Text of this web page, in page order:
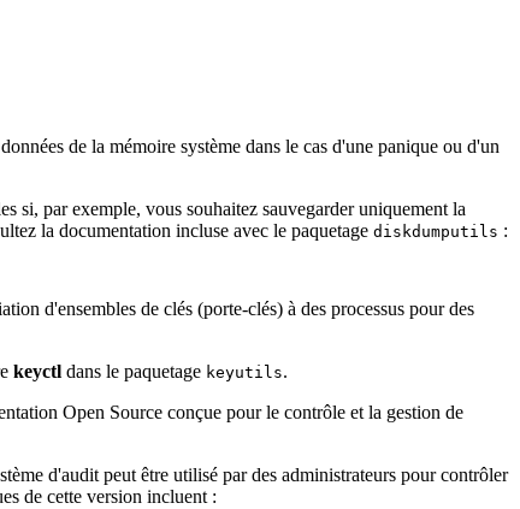
de la mémoire système dans le cas d'une panique ou d'un
si, par exemple, vous souhaitez sauvegarder uniquement la
la documentation incluse avec le paquetage diskdumputils :
d'ensembles de clés (porte-clés) à des processus pour des
keyctl dans le paquetage keyutils.
Open Source conçue pour le contrôle et la gestion de
d'audit peut être utilisé par des administrateurs pour contrôler
de cette version incluent :